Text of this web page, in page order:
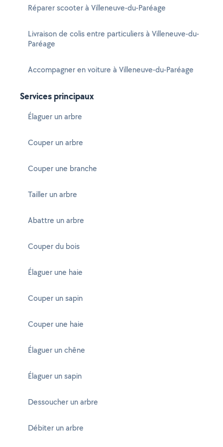
Réparer scooter à Villeneuve-du-Paréage
Livraison de colis entre particuliers à Villeneuve-du-
Paréage
Accompagner en voiture à Villeneuve-du-Paréage
Services principaux
Élaguer un arbre
Couper un arbre
Couper une branche
Tailler un arbre
Abattre un arbre
Couper du bois
Élaguer une haie
Couper un sapin
Couper une haie
Élaguer un chêne
Élaguer un sapin
Dessoucher un arbre
Débiter un arbre